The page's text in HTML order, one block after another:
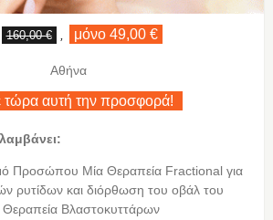
160,00 € μόνο 49,00 €
Αθήνα
τώρα αυτή την προσφορά!
Προσώπου Μία Θεραπεία Fractional για
ρυτίδων και διόρθωση του οβάλ του
Βλαστοκυττάρων